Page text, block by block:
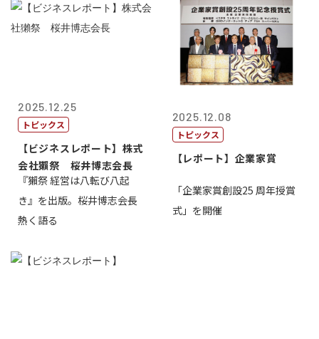
2025.12.25
トピックス
【ビジネスレポート】株式
会社獺祭 桜井博志会長
『獺祭 経営は八転び八起
き』を出版。桜井博志会長
熱く語る
2025.12.08
トピックス
【レポート】企業家賞
「企業家賞創設25 周年授賞
式」を開催